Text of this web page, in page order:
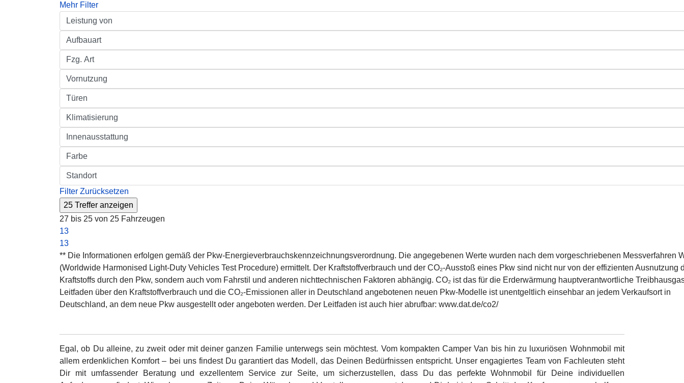
Mehr Filter
Filter Zurücksetzen
27 bis 25 von 25 Fahrzeugen
13
13
** Die Informationen erfolgen gemäß der Pkw-Energieverbrauchskennzeichnungsverordnung. Die angegebenen Werte wurden nach dem vorgeschriebenen Messverfahren
(Worldwide Harmonised Light-Duty Vehicles Test Procedure) ermittelt. Der Kraftstoffverbrauch und der CO₂-Ausstoß eines Pkw sind nicht nur von der effizienten Ausnutzung
Kraftstoffs durch den Pkw, sondern auch vom Fahrstil und anderen nichttechnischen Faktoren abhängig. CO₂ ist das für die Erderwärmung hauptverantwortliche
Leitfaden über den Kraftstoffverbrauch und die CO₂-Emissionen aller in Deutschland angebotenen neuen Pkw-Modelle ist unentgeltlich einsehbar an jedem Verkaufsort in
Deutschland, an dem neue Pkw ausgestellt oder angeboten werden. Der Leitfaden ist auch hier abrufbar: www.dat.de/co2/
Egal, ob Du alleine, zu zweit oder mit deiner ganzen Familie unterwegs sein möchtest. Vom kompakten Camper Van bis hin zu luxuriösen Wohnmobil mit
allem erdenklichen Komfort – bei uns findest Du garantiert das Modell, das Deinen Bedürfnissen entspricht. Unser engagiertes Team von Fachleuten steht
Dir mit umfassender Beratung und exzellentem Service zur Seite, um sicherzustellen, dass Du das perfekte Wohnmobil für Deine individuellen